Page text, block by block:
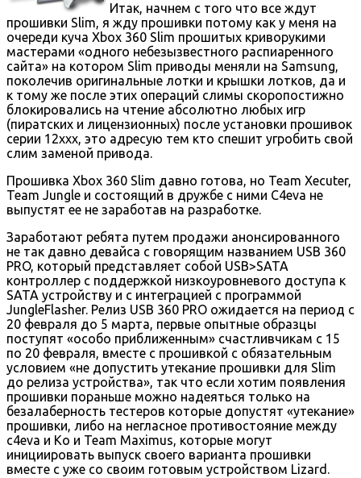
Итак, начнем с того что все ждут
прошивки Slim, я жду прошивки потому как у меня на
очереди куча Xbox 360 Slim прошитых криворукими
мастерами «одного небезызвестного распиаренного
сайта» на котором Slim приводы меняли на Samsung,
поколечив оригинальные лотки и крышки лотков, да и
к тому же после этих операций слимы скоропостижно
блокировались на чтение абсолютно любых игр
(пиратских и лицензионных) после установки прошивок
серии 12ххх, это адресую тем кто спешит угробить свой
слим заменой привода.
Прошивка Xbox 360 Slim давно готова, но Team Xecuter,
Team Jungle и состоящий в дружбе с ними C4eva не
выпустят ее не заработав на разработке.
Заработают ребята путем продажи анонсированного
не так давно девайса с говорящим названием USB 360
PRO, который представляет собой USB>SATA
контроллер с поддержкой низкоуровневого доступа к
SATA устройству и с интеграцией с программой
JungleFlasher. Релиз USB 360 PRO ожидается на период с
20 февраля до 5 марта, первые опытные образцы
поступят «особо приближенным» счастливчикам с 15
по 20 февраля, вместе с прошивкой с обязательным
условием «не допустить утекание прошивки для Slim
до релиза устройства», так что если хотим появления
прошивки пораньше можно надеяться только на
безалаберность тестеров которые допустят «утекание»
прошивки, либо на негласное противостояние между
c4eva и Ko и Team Maximus, которые могут
инициировать выпуск своего варианта прошивки
вместе с уже со своим готовым устройством Lizard.